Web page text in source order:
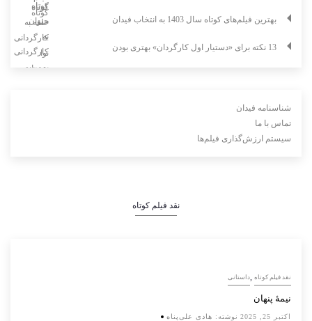
بهترین فیلم‌های کوتاه سال 1403 به انتخاب فیدان
13 نکته برای «دستیار اول کارگردان» بهتری بودن
شناسنامه فیدان
تماس با ما
سیستم ارزش‌گذاری فیلم‌ها
نقد فیلم کوتاه
داستانی, نقد فیلم کوتاه
نیمۀ پنهان
نوشته: هادی علی‌پناه اکتبر 25, 2025